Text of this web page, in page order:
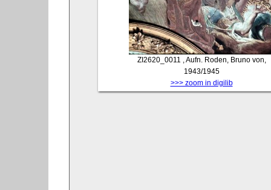
ZI2620_0011 , Aufn. Roden, Bruno von,
1943/1945
>>> zoom in digilib